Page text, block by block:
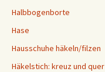
Halbbogenborte
Hase
Hausschuhe häkeln/filzen
Häkelstich: kreuz und quer